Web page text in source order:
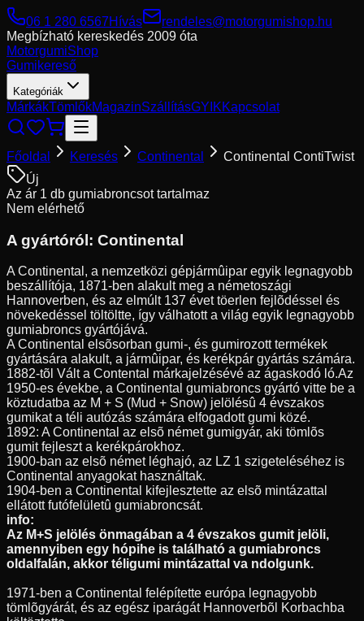
06 1 280 6567Hívás
rendeles@motorgumishop.hu
Megbízható kereskedés 2009 óta
MotorgumiShop
Gumikereső
Kategóriák
MárkákTömlőkMagazinSzállításGYIKKapcsolat
Főoldal Keresés Continental
Continental ContiTwist
Új
Az ár 1 db gumiabroncsot tartalmaz
Nem elérhető
A gyártóról: Continental
A Continental, a nemzetközi gépjármûipar egyik legnagyobb
beszállítója, 1871-ben alakult meg a németoszági
Hannoverben, és az elmúlt 137 évet töerlen fejlõdéssel és
növekedéssel töltöltte, így válhatott a világ egyik legnagyobb
gumiabroncs gyártójává.
A Continental elsõsorban gumi-, és gumirozott termékek
gyártására alakult, a jármûipar, és kerékpár gyártás számára.
1882-tõl Vált a Contental márkajelzésévé az ágaskodó ló.Az
1950-es évekbe, a Continental gumiabroncs gyártó vitte be a
köztudatba az M + S (Mud + Snow) jelölésû 4 évszakos
gumikat a téli autózás számára elfogadott gumi közé.
1892: A Continental az elsõ német gumigyár, aki tömlõs
gumit fejleszt a kerékpárokhoz.
1900-ban az elsõ német léghajó, az LZ 1 szigeteléséhez is
Continental anyagokat használtak.
1904-ben a Continental kifejlesztette az elsõ mintázattal
ellátott futófelületû gumiabroncsát.
info:
Az M+S jelölés önmagában a 4 évszakos gumit jelöli,
amennyiben egy hópihe is található a gumiabroncs
oldalfalán, akkor téligumi mintázattal va ndolgunk.
1971-ben a Continental felépítette európa legnagyobb
tömlõgyárát, és az egész iparágát Hannoverbõl Korbachba